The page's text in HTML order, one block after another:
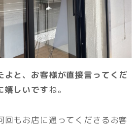
よと、お客様が直接言ってくだ
嬉しいですね。
回もお店に通ってくださるお客